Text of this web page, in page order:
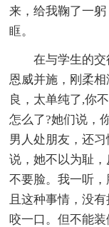
来，给我鞠了一
眶。
在与学生的交
恩威并施，刚柔
良，太单纯了,你
怎么了?她们说，
男人处朋友，还
说，她不以为耻
不要脸。我一听
且这种事情，没
咬一口。但不能